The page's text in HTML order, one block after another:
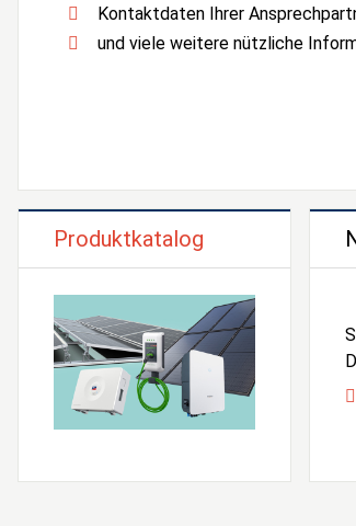
Kontaktdaten Ihrer
und viele weitere nützliche
Produktkatalog